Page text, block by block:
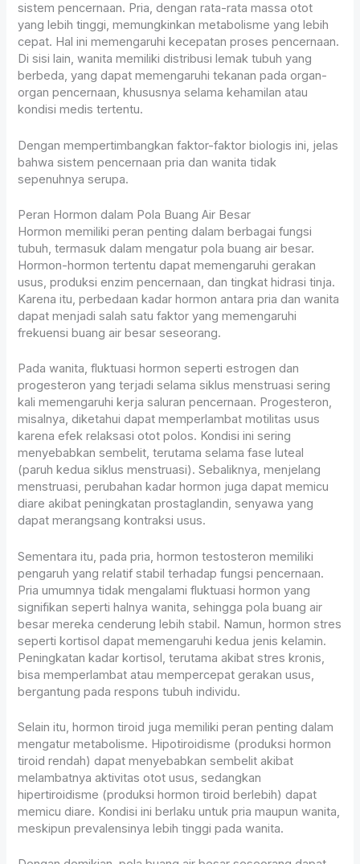
sistem pencernaan. Pria, dengan rata-rata massa otot
yang lebih tinggi, memungkinkan metabolisme yang lebih
cepat. Hal ini memengaruhi kecepatan proses pencernaan.
Di sisi lain, wanita memiliki distribusi lemak tubuh yang
berbeda, yang dapat memengaruhi tekanan pada organ-
organ pencernaan, khususnya selama kehamilan atau
kondisi medis tertentu.
Dengan mempertimbangkan faktor-faktor biologis ini, jelas
bahwa sistem pencernaan pria dan wanita tidak
sepenuhnya serupa.
Peran Hormon dalam Pola Buang Air Besar
Hormon memiliki peran penting dalam berbagai fungsi
tubuh, termasuk dalam mengatur pola buang air besar.
Hormon-hormon tertentu dapat memengaruhi gerakan
usus, produksi enzim pencernaan, dan tingkat hidrasi tinja.
Karena itu, perbedaan kadar hormon antara pria dan wanita
dapat menjadi salah satu faktor yang memengaruhi
frekuensi buang air besar seseorang.
Pada wanita, fluktuasi hormon seperti estrogen dan
progesteron yang terjadi selama siklus menstruasi sering
kali memengaruhi kerja saluran pencernaan. Progesteron,
misalnya, diketahui dapat memperlambat motilitas usus
karena efek relaksasi otot polos. Kondisi ini sering
menyebabkan sembelit, terutama selama fase luteal
(paruh kedua siklus menstruasi). Sebaliknya, menjelang
menstruasi, perubahan kadar hormon juga dapat memicu
diare akibat peningkatan prostaglandin, senyawa yang
dapat merangsang kontraksi usus.
Sementara itu, pada pria, hormon testosteron memiliki
pengaruh yang relatif stabil terhadap fungsi pencernaan.
Pria umumnya tidak mengalami fluktuasi hormon yang
signifikan seperti halnya wanita, sehingga pola buang air
besar mereka cenderung lebih stabil. Namun, hormon stres
seperti kortisol dapat memengaruhi kedua jenis kelamin.
Peningkatan kadar kortisol, terutama akibat stres kronis,
bisa memperlambat atau mempercepat gerakan usus,
bergantung pada respons tubuh individu.
Selain itu, hormon tiroid juga memiliki peran penting dalam
mengatur metabolisme. Hipotiroidisme (produksi hormon
tiroid rendah) dapat menyebabkan sembelit akibat
melambatnya aktivitas otot usus, sedangkan
hipertiroidisme (produksi hormon tiroid berlebih) dapat
memicu diare. Kondisi ini berlaku untuk pria maupun wanita,
meskipun prevalensinya lebih tinggi pada wanita.